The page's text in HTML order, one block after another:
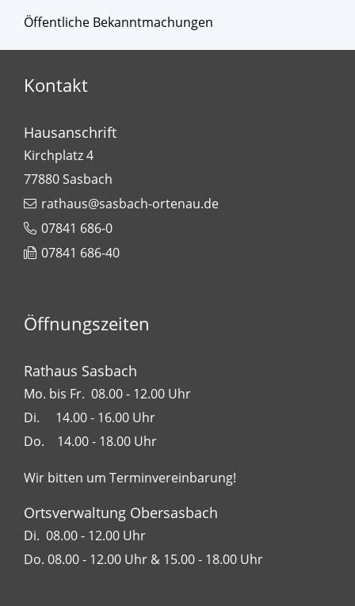
Öffentliche Bekanntmachungen
Kontakt
Hausanschrift
Kirchplatz 4
77880Sasbach
rathaus@sasbach-ortenau.de
07841 686-0
07841 686-40
Öffnungszeiten
Rathaus Sasbach
Mo. bis Fr. 08.00 - 12.00 Uhr
Di. 14.00 - 16.00 Uhr
Do. 14.00 - 18.00 Uhr
Wir bitten um Terminvereinbarung!
Ortsverwaltung Obersasbach
Di. 08.00 - 12.00 Uhr
Do. 08.00 - 12.00 Uhr & 15.00 - 18.00 Uhr